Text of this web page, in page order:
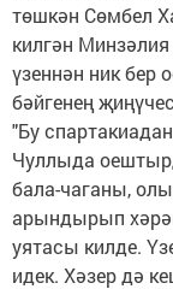
төшкән Сөмбел
килгән
үзеннән ник бер
бәйгенең
"Бу
Чуллыда
бала-чаганы,
арындырып
уятасы килде.
идек. Хәзер дә